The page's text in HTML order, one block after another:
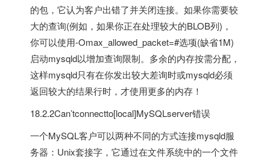
的包，它认为客户出错了并关闭连接。如果你需要较
大的查询(例如，如果你正在处理较大的BLOB列)，
你可以使用-Omax_allowed_packet=#选项(缺省1M)
启动mysqld以增加查询限制。多余的内存按需分配，
这样mysqld只有在你发出较大差询时或mysqld必须
返回较大的结果行时，才使用更多的内存！
18.2.2Can’tconnectto[local]MySQLserver错误
一个MySQL客户可以两种不同的方式连接mysqld服
务器：Unix套接字，它通过在文件系统中的一个文件